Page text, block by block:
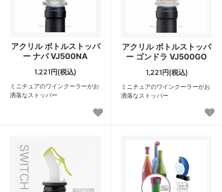
アクリル ボトルストッパ
ー ナパ VJ500NA
1,221円(税込)
ミニチュアのワインクーラーがお
洒落なストッパー
アクリル ボトルストッパ
ー ゴンドラ VJ500GO
1,221円(税込)
ミニチュアのワインクーラーがお
洒落なストッパー